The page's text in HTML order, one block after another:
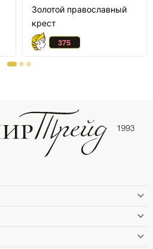
Золотой православный
крест